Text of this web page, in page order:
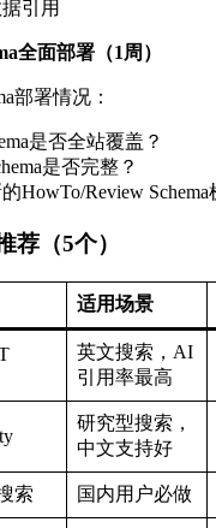
引用
全面部署（1周）
部署情况：
是否全站覆盖？
是否完整？
HowTo/Review Schema
荐（5个）
适用场景
英文搜索，AI
引用率最高
研究型搜索，
中文支持好
索 国内用户必做